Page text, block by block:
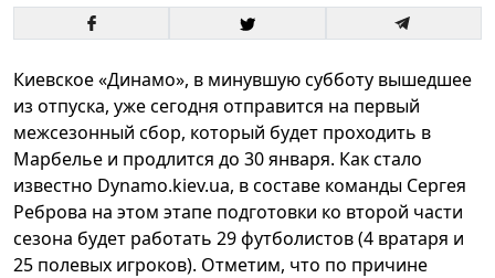
Киевское «Динамо», в минувшую субботу вышедшее
из отпуска, уже сегодня отправится на первый
межсезонный сбор, который будет проходить в
Марбелье и продлится до 30 января. Как стало
известно Dynamo.kiev.ua, в составе команды Сергея
Реброва на этом этапе подготовки ко второй части
сезона будет работать 29 футболистов (4 вратаря и
25 полевых игроков). Отметим, что по причине